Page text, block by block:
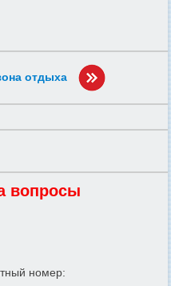
отдыха
вопросы
номер: